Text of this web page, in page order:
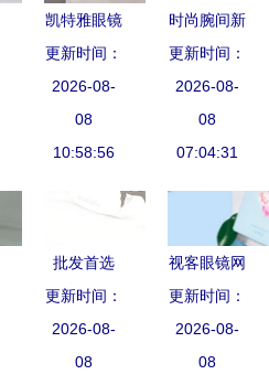
凯特雅眼镜
怎么样？可
以加盟吗？
眼镜销售前
景分析
更新时间：
2026-08-
08
10:58:56
时尚腕间新
意
Burberry糖
果橘树脂圆
框太阳镜，
更新时间：
2026-08-
08
07:04:31
批发首选
超轻钨碳塑
钢眼镜架
8013（54-
更新时间：
2026-08-
08
视客眼镜网
Neo可视眸
带你走进魅
力四射
更新时间：
2026-08-
08